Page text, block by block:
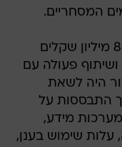
המסחריים.
הרשות להגנת הצרכן השקיעה כ-8 מיליון שקלים
פעולה עם
היה לשאת
התבססות על
מערכות מידע,
עלות שימוש בענן,